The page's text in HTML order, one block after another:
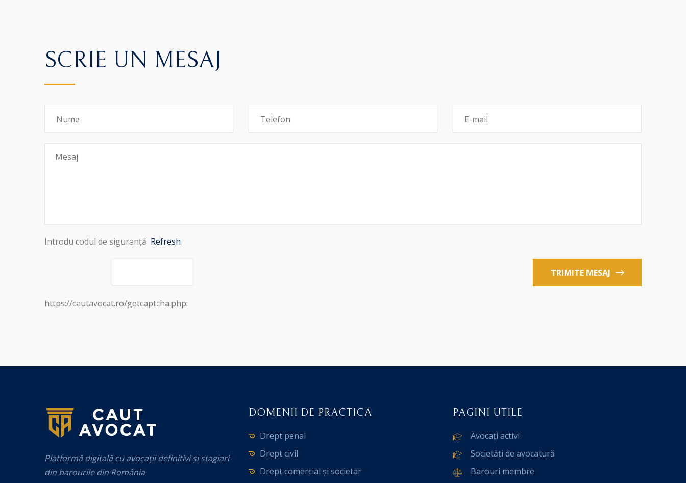
SCRIE UN MESAJ
Introdu codul de siguranță Refresh
TRIMITE MESAJ
https://cautavocat.ro/getcaptcha.php:
Platformă digitală cu avocații definitivi și stagiari
din barourile din România
DOMENII DE PRACTICĂ
Drept penal
Drept civil
Drept comercial și societar
PAGINI UTILE
Avocați activi
Societăți de avocatură
Barouri membre